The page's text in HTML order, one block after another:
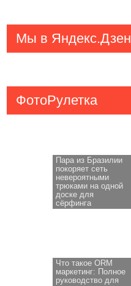
Мы в Яндекс.Дзен
ФотоРулетка
Пара из Бразилии
покоряет сеть
невероятными
трюками на одной
доске для
сёрфинга
Что такое ORM
маркетинг: Полное
руководство для